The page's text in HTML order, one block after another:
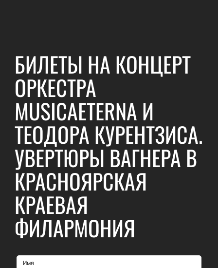
БИЛЕТЫ НА КОНЦЕРТ
ОРКЕСТРА
MUSICAETERNA И
ТЕОДОРА КУРЕНТЗИСА.
УВЕРТЮРЫ ВАГНЕРА В
КРАСНОЯРСКАЯ
КРАЕВАЯ
ФИЛАРМОНИЯ
Имя